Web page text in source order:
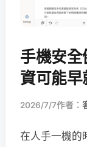
手機安全
資可能早
2026/7/7作者：
在人手一機的